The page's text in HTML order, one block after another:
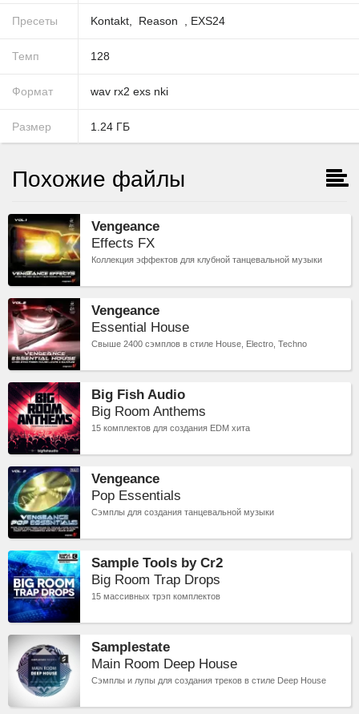
Пресеты Kontakt Reason EXS24
Темп 128
Формат wav rx2 exs nki
Размер 1.24 ГБ
Похожие файлы
Vengeance
Effects FX
Коллекция эффектов для клубной танцевальной музыки
Vengeance
Essential House
Свыше 2400 сэмплов в стиле House, Electro, Techno
Big Fish Audio
Big Room Anthems
15 комплектов для создания EDM хита
Vengeance
Pop Essentials
Сэмплы для создания танцевальной музыки
Sample Tools by Cr2
Big Room Trap Drops
15 массивных трэп комплектов
Samplestate
Main Room Deep House
Сэмплы и лупы для создания треков в стиле Deep House